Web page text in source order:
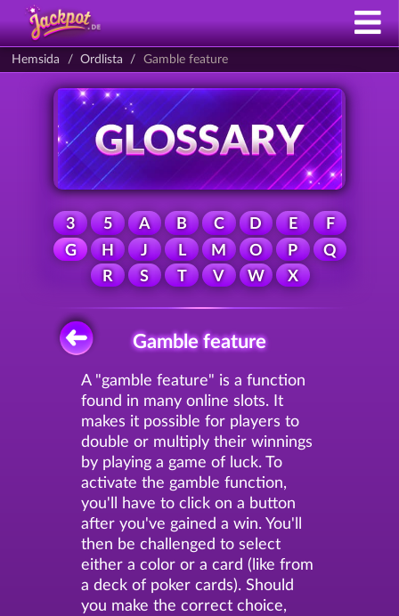
Hemsida Ordlista Gamble feature
3 5 A B C D E
F
G
H J L M O P
Q
R
S T V W X
Gamble feature
A "gamble feature" is a function
found in many online slots. It
makes it possible for players to
double or multiply their winnings
by playing a game of luck. To
activate the gamble function,
you'll have to click on a button
after you've gained a win. You'll
then be challenged to select
either a color or a card (like from
a deck of poker cards). Should
you make the correct choice,